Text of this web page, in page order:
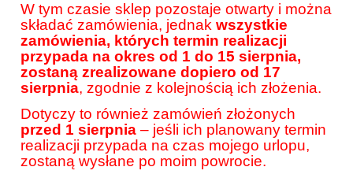
W tym czasie sklep pozostaje otwarty i można
składać zamówienia, jednak wszystkie
zamówienia, których termin realizacji
przypada na okres od 1 do 15 sierpnia,
zostaną zrealizowane dopiero od 17
sierpnia, zgodnie z kolejnością ich złożenia.
Dotyczy to również zamówień złożonych
przed 1 sierpnia – jeśli ich planowany termin
realizacji przypada na czas mojego urlopu,
zostaną wysłane po moim powrocie.